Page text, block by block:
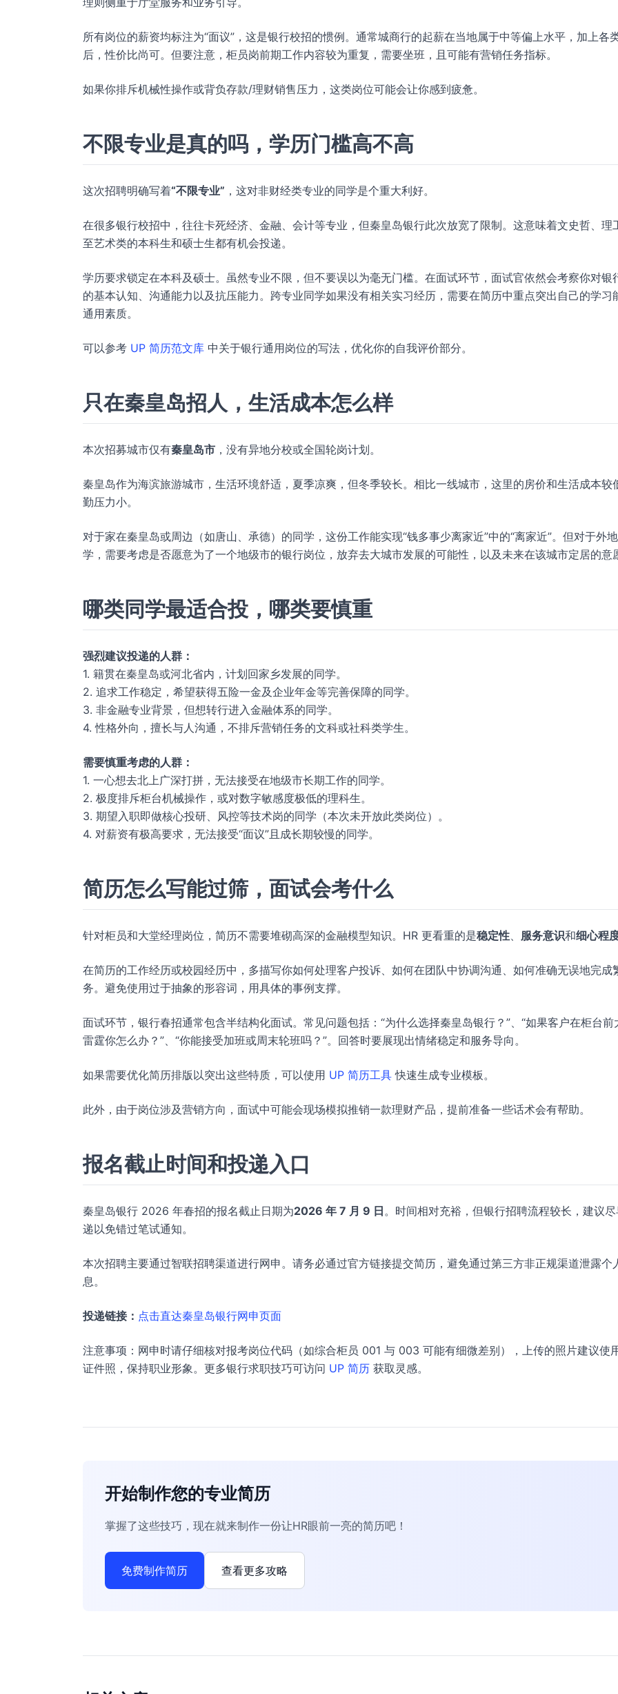
所有岗位的薪资均标注为“面议”，这是银行校招的惯例。通常城商行的起薪在当地属于中等偏上水平，加上各
后，性价比尚可。但要注意，柜员岗前期工作内容较为重复，需要坐班，且可能有营销任务指标。
如果你排斥机械性操作或背负存款/理财销售压力，这类岗位可能会让你感到疲惫。
不限专业是真的吗，学历门槛高不高
这次招聘明确写着“不限专业” ，这对非财经类专业的同学是个重大利好。
在很多银行校招中，往往卡死经济、金融、会计等专业，但秦皇岛银行此次放宽了限制。这意味着文史哲、理
至艺术类的本科生和硕士生都有机会投递。
学历要求锁定在本科及硕士。虽然专业不限，但不要误以为毫无门槛。在面试环节，面试官依然会考察你对银
的基本认知、沟通能力以及抗压能力。跨专业同学如果没有相关实习经历，需要在简历中重点突出自己的学习
通用素质。
可以参考 UP 简历范文库 中关于银行通用岗位的写法，优化你的自我评价部分。
只在秦皇岛招人，生活成本怎么样
本次招募城市仅有秦皇岛市 ，没有异地分校或全国轮岗计划。
秦皇岛作为海滨旅游城市，生活环境舒适，夏季凉爽，但冬季较长。相比一线城市，这里的房价和生活成本较
勤压力小。
对于家在秦皇岛或周边（如唐山、承德）的同学，这份工作能实现“钱多事少离家近”中的“离家近”。但对于外
学，需要考虑是否愿意为了一个地级市的银行岗位，放弃去大城市发展的可能性，以及未来在该城市定居的意
哪类同学最适合投，哪类要慎重
强烈建议投递的人群：
1. 籍贯在秦皇岛或河北省内，计划回家乡发展的同学。
2. 追求工作稳定，希望获得五险一金及企业年金等完善保障的同学。
3. 非金融专业背景，但想转行进入金融体系的同学。
4. 性格外向，擅长与人沟通，不排斥营销任务的文科或社科类学生。
需要慎重考虑的人群：
1. 一心想去北上广深打拼，无法接受在地级市长期工作的同学。
2. 极度排斥柜台机械操作，或对数字敏感度极低的理科生。
3. 期望入职即做核心投研、风控等技术岗的同学（本次未开放此类岗位）。
4. 对薪资有极高要求，无法接受“面议”且成长期较慢的同学。
简历怎么写能过筛，面试会考什么
针对柜员和大堂经理岗位，简历不需要堆砌高深的金融模型知识。HR 更看重的是稳定性、 服务意识和细心程
在简历的工作经历或校园经历中，多描写你如何处理客户投诉、如何在团队中协调沟通、如何准确无误地完成
务。避免使用过于抽象的形容词，用具体的事例支撑。
面试环节，银行春招通常包含半结构化面试。常见问题包括：“为什么选择秦皇岛银行？”、“如果客户在柜台前
雷霆你怎么办？”、“你能接受加班或周末轮班吗？”。回答时要展现出情绪稳定和服务导向。
如果需要优化简历排版以突出这些特质，可以使用 UP 简历工具 快速生成专业模板。
此外，由于岗位涉及营销方向，面试中可能会现场模拟推销一款理财产品，提前准备一些话术会有帮助。
报名截止时间和投递入口
秦皇岛银行 2026 年春招的报名截止日期为2026 年 7 月 9 日。时间相对充裕，但银行招聘流程较长，建议尽
递以免错过笔试通知。
本次招聘主要通过智联招聘渠道进行网申。请务必通过官方链接提交简历，避免通过第三方非正规渠道泄露个
息。
投递链接： 点击直达秦皇岛银行网申页面
注意事项：网申时请仔细核对报考岗位代码（如综合柜员 001 与 003 可能有细微差别），上传的照片建议使
证件照，保持职业形象。更多银行求职技巧可访问 UP 简历 获取灵感。
开始制作您的专业简历
掌握了这些技巧，现在就来制作一份让HR眼前一亮的简历吧！
免费制作简历 查看更多攻略